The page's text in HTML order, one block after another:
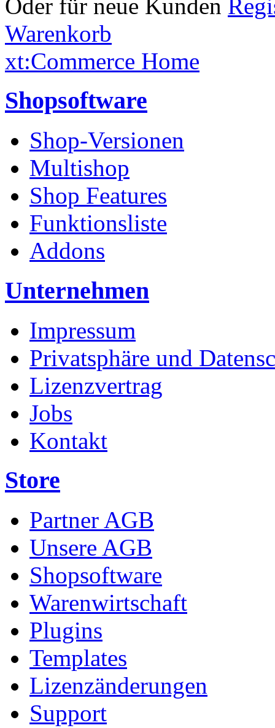
Oder für neue Kunden
Warenkorb
xt:Commerce Home
Shopsoftware
Shop-Versionen
Multishop
Shop Features
Funktionsliste
Addons
Unternehmen
Impressum
Privatsphäre und
Lizenzvertrag
Jobs
Kontakt
Store
Partner AGB
Unsere AGB
Shopsoftware
Warenwirtschaft
Plugins
Templates
Lizenzänderungen
Support